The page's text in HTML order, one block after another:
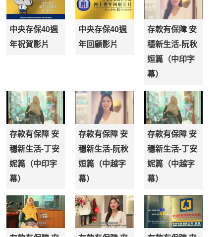
中央存保40週
年祝賀影片
中央存保40週
年回顧影片
存款有保障 安
穩新生活-阮秋
姮篇（中印字
幕）
存款有保障 安
穩新生活-丁安
妮篇（中印字
幕）
存款有保障 安
穩新生活-阮秋
姮篇（中越字
幕）
存款有保障 安
穩新生活-丁安
妮篇（中越字
幕）